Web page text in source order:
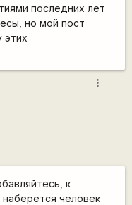
последних лет
но мой пост
этих
more_vert
к
человек